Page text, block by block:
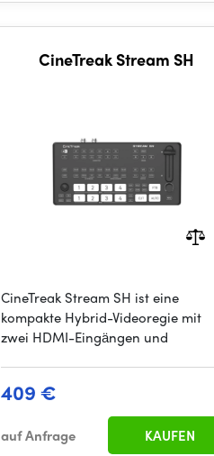
CineTreak Stream SH
CineTreak Stream SH ist eine
kompakte Hybrid-Videoregie mit
zwei HDMI-Eingängen und
409 €
auf Anfrage KAUFEN